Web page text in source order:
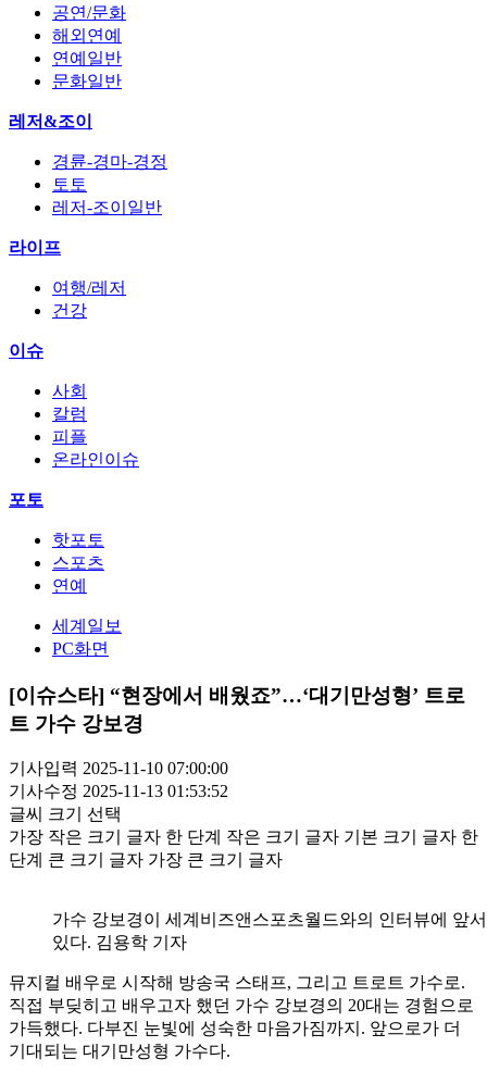
공연/문화
해외연예
연예일반
문화일반
레저&조이
경륜-경마-경정
토토
레저-조이일반
라이프
여행/레저
건강
이슈
사회
칼럼
피플
온라인이슈
포토
핫포토
스포츠
연예
세계일보
PC화면
[이슈스타] “현장에서 배웠죠”…‘대기만성형’ 트로
트 가수 강보경
기사입력 2025-11-10 07:00:00
기사수정 2025-11-13 01:53:52
글씨 크기 선택
가장 작은 크기 글자 한 단계 작은 크기 글자 기본 크기 글자 한
단계 큰 크기 글자 가장 큰 크기 글자
가수 강보경이 세계비즈앤스포츠월드와의 인터뷰에 앞
있다. 김용학 기자
뮤지컬 배우로 시작해 방송국 스태프, 그리고 트로트 가수로.
직접 부딪히고 배우고자 했던 가수 강보경의 20대는 경험으로
가득했다. 다부진 눈빛에 성숙한 마음가짐까지. 앞으로가 더
기대되는 대기만성형 가수다.